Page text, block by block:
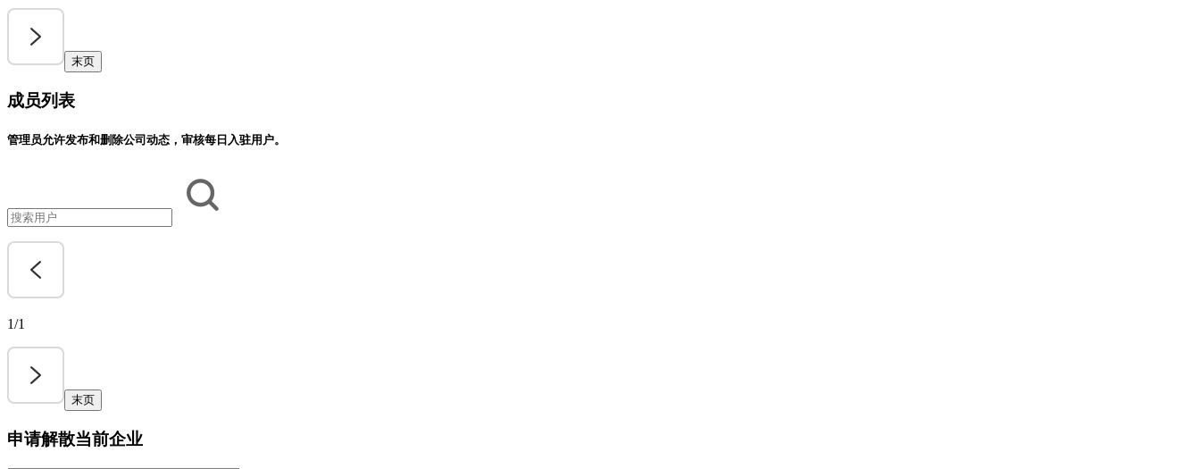
末页
成员列表
管理员允许发布和删除公司动态，审核每日入驻用户。
1/1
末页
申请解散当前企业